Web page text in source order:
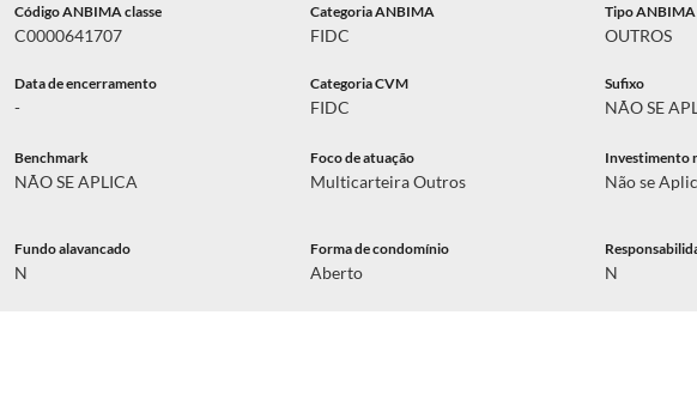
Código ANBIMA classe
C0000641707
Categoria ANBIMA
FIDC
Tipo ANBIMA
OUTROS
Data de encerramento
-
Categoria CVM
FIDC
Sufixo
NÃO SE
Benchmark
NÃO SE APLICA
Foco de atuação
Multicarteira Outros
Investimento
Não se
Fundo alavancado
N
Forma de condomínio
Aberto N